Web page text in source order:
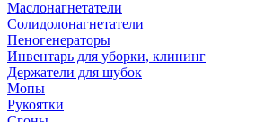
Маслонагнетатели
Солидолонагнетатели
Пеногенераторы
Инвентарь для уборки, клининг
Держатели для шубок
Мопы
Рукоятки